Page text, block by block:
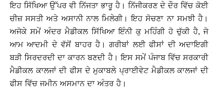
ਇਹ ਸਿੱਖਿਆ ਉੱਪਰ ਵੀ ਨਿੱਜਤਾ ਭਾਰੂ ਹੈ। ਨਿੱਜੀਕਰਣ ਦੇ ਦੌਰ ਵਿੱਚ ਕੋਈ
ਚੀਜ਼ ਸਸਤੀ ਅਤੇ ਅਸਾਨੀ ਨਾਲ ਮਿਲੇਗੀ। ਇਹ ਸੋਚਣਾ ਨਾ ਸਮਝੀ ਹੈ।
ਅਜੋਕੇ ਸਮੇਂ ਅੰਦਰ ਮੈਡੀਕਲ ਸਿੱਖਿਆ ਇੰਨੀ ਕੁ ਮਹਿੰਗੀ ਹੋ ਚੁੱਕੀ ਹੈ, ਜੋ
ਆਮ ਆਦਮੀ ਦੇ ਵੱਸੋਂ ਬਾਹਰ ਹੈ। ਗਰੀਬਾਂ ਲਈ ਫੀਸਾਂ ਦੀ ਅਦਾਇਗੀ
ਬੜੀ ਸਿਰਦਰਦੀ ਦਾ ਕਾਰਨ ਬਣਦੀ ਹੈ। ਇਸ ਸਮੇਂ ਪੰਜਾਬ ਵਿੱਚ ਸਰਕਾਰੀ
ਮੈਡੀਕਲ ਕਾਲਜਾਂ ਦੀ ਫੀਸ ਦੇ ਮੁਕਾਬਲੇ ਪ੍ਰਾਈਵੇਟ ਮੈਡੀਕਲ ਕਾਲਜਾਂ ਦੀ
ਫੀਸ ਵਿੱਚ ਜਮੀਨ ਅਸਮਾਨ ਦਾ ਅੰਤਰ ਹੈ।